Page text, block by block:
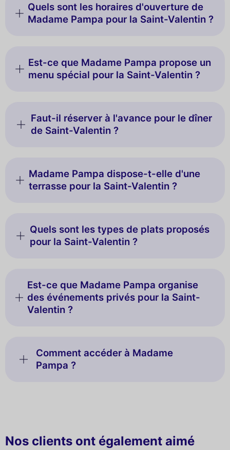
Quels sont les horaires d'ouverture de
Madame Pampa pour la Saint-Valentin ?
Est-ce que Madame Pampa propose un
menu spécial pour la Saint-Valentin ?
Faut-il réserver à l'avance pour le dîner
de Saint-Valentin ?
Madame Pampa dispose-t-elle d'une
terrasse pour la Saint-Valentin ?
Quels sont les types de plats proposés
pour la Saint-Valentin ?
Est-ce que Madame Pampa organise
des événements privés pour la Saint-
Valentin ?
Comment accéder à Madame
Pampa ?
Nos clients ont également aimé